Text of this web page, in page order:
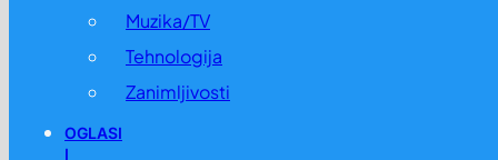
Muzika/TV
Tehnologija
Zanimljivosti
OGLASI
I